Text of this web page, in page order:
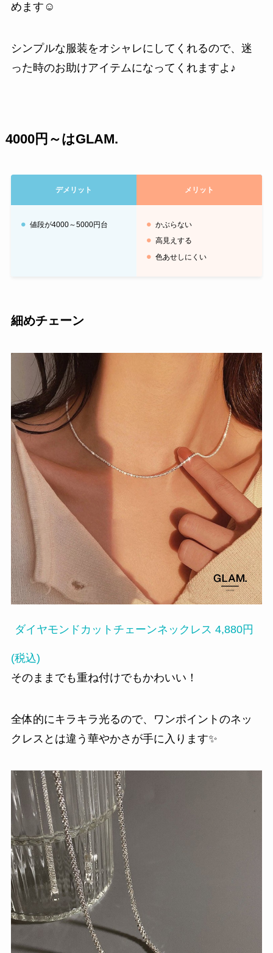
めます☺
シンプルな服装をオシャレにしてくれるので、迷
った時のお助けアイテムになってくれますよ♪
4000円～はGLAM.
デメリット メリット
値段が4000～5000円台
かぶらない
高見えする
色あせしにくい
細めチェーン
ダイヤモンドカットチェーンネックレス 4,880円
(税込)
そのままでも重ね付けでもかわいい！
全体的にキラキラ光るので、ワンポイントのネッ
クレスとは違う華やかさが手に入ります✨️